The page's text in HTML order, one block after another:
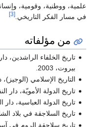
ووطنية، وقومية، وإنسانية
مسار الفكر التاريخي.
من مؤلفاته
تاريخ الخلفاء الراشدين، دار
بيروت، 2003.
التاريخ الإسلامي (الوجيز)، دار
تاريخ الدولة الأمويّة، دار
تاريخ الدولة العباسية، دار
تاريخ السلاجقة في بلاد الشام،
تاريخ سلاجقة الروم في آسيا